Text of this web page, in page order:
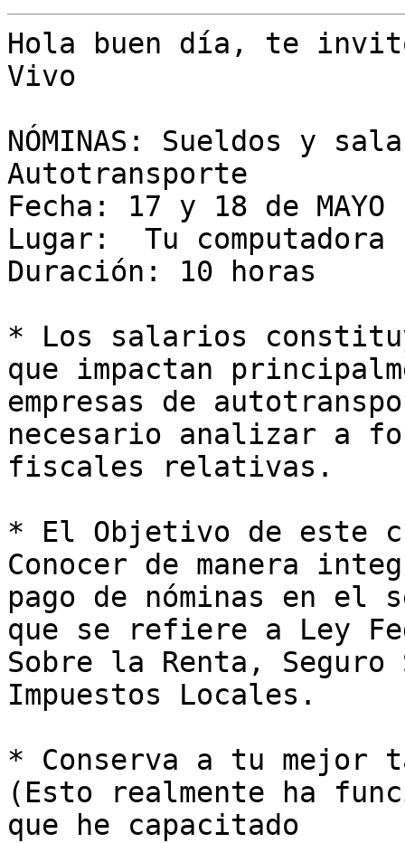
Hola buen día, te
Vivo
NÓMINAS: Sueldos y
Autotransporte
Fecha: 17 y 18 de MAYO
Lugar:  Tu computadora
Duración: 10 horas
* Los salarios
que impactan
empresas de
necesario analizar a
fiscales relativas.
* El Objetivo de este
Conocer de manera
pago de nóminas en
que se refiere a Ley
Sobre la Renta, Seguro
Impuestos Locales.
* Conserva a tu mejor
(Esto realmente ha
que he capacitado